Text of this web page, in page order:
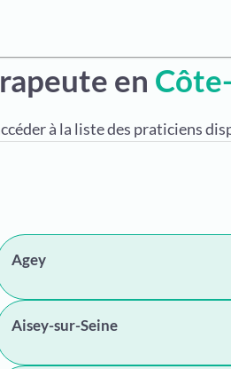
en
à la liste des praticiens
Agey
Aisey-sur-Seine